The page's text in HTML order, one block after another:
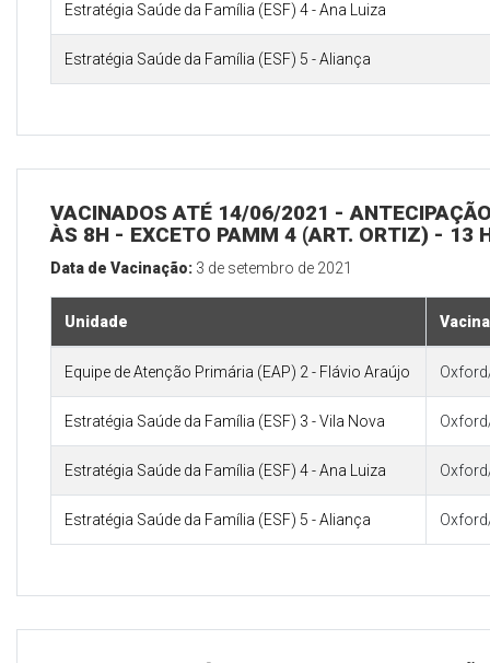
Estratégia Saúde da Família (ESF) 4 - Ana Luiza
Estratégia Saúde da Família (ESF) 5 - Aliança
VACINADOS ATÉ 14/06/2021 -
ÀS 8H - EXCETO PAMM 4 (ART. ORTIZ) - 13
Data de Vacinação: 3 de setembro de 2021
Unidade Vacina
Equipe de Atenção Primária (EAP) 2 - Flávio Araújo
Estratégia Saúde da Família (ESF) 3 - Vila Nova
Estratégia Saúde da Família (ESF) 4 - Ana Luiza
Estratégia Saúde da Família (ESF) 5 - Aliança